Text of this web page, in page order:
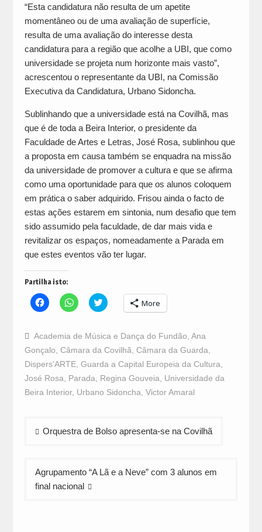
“Esta candidatura não resulta de um apetite
momentâneo ou de uma avaliação de superfície,
resulta de uma avaliação do interesse desta
candidatura para a região que acolhe a UBI, que como
universidade se projeta num horizonte mais vasto”,
acrescentou o representante da UBI, na Comissão
Executiva da Candidatura, Urbano Sidoncha.
Sublinhando que a universidade está na Covilhã, mas
que é de toda a Beira Interior, o presidente da
Faculdade de Artes e Letras, José Rosa, sublinhou que
a proposta em causa também se enquadra na missão
da universidade de promover a cultura e que se afirma
como uma oportunidade para que os alunos coloquem
em prática o saber adquirido. Frisou ainda o facto de
estas ações estarem em sintonia, num desafio que tem
sido assumido pela faculdade, de dar mais vida e
revitalizar os espaços, nomeadamente a Parada em
que estes eventos vão ter lugar.
Partilha isto:
Click
to
Facebook
(Opens
in
new
window)
Click
to
WhatsApp
(Opens
in
new
window)
Click
to
Twitter
(Opens
in
new
window)
More
Academia de Música e Dança do Fundão Ana
Gonçalo Câmara da Covilhã Câmara da Guarda
Dispers'ARTE, Guarda a Capital Europeia da Cultura
José Rosa
Parada Regina Gouveia
Universidade da
Beira Interior, Urbano Sidoncha Victor Amaral
Navegação
Orquestra de Bolso apresenta-se na Covilhã
Agrupamento “A Lã e a Neve” com 3 alunos em
final nacional